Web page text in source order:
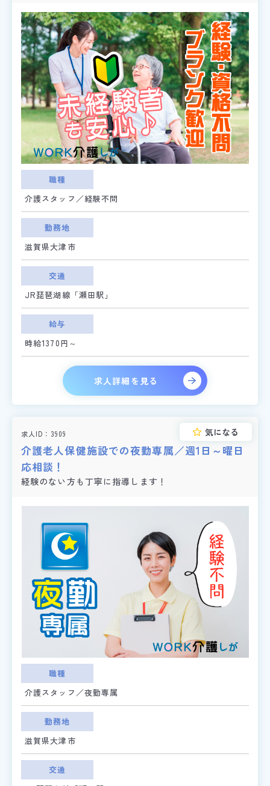
職種
介護スタッフ／経験不問
勤務地
滋賀県大津市
交通
JR琵琶湖線「瀬田駅」
給与
時給1370円～
求人詳細を見る
求人ID 3909
介護老人保健施設での夜勤専属／週1日～曜日
応相談！
経験のない方も丁寧に指導します！
気になる
職種
介護スタッフ／夜勤専属
勤務地
滋賀県大津市
交通